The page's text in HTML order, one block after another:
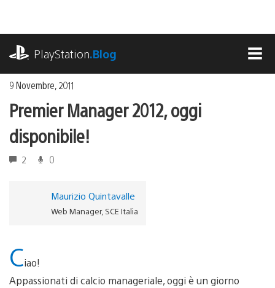
contenuto
PlayStation.Blog
9 Novembre, 2011
Premier Manager 2012, oggi
disponibile!
2 0
Maurizio Quintavalle
Web Manager, SCE Italia
Ciao!
Appassionati di calcio manageriale, oggi è un giorno